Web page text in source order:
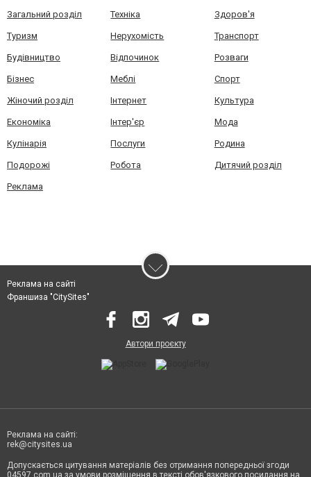
Загальний розділ Техніка Здоров'я
Туризм Нерухомість Транспорт
Будівництво Відпочинок Розваги
Бізнес Меблі Спорт
Жіночий розділ Інтернет Культура
Економіка Інтер'єр Мода
Кулінарія Послуги Родина
Подорожі Робота Дитячий розділ
Реклама
Реклама на сайті
Франшиза "CitySites"
Автори проєкту
Реклама на сайті:
rek@citysites.ua
Допускається цитування матеріалів без отримання попередньої згоди